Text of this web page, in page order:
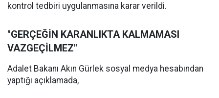
kontrol tedbiri uygulanmasına karar verildi.
"GERÇEĞİN KARANLIKTA KALMAMASI
VAZGEÇİLMEZ"
Adalet Bakanı Akın Gürlek sosyal medya hesabından
yaptığı açıklamada,